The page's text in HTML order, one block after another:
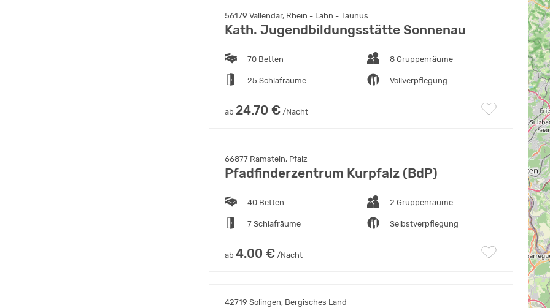
56179 Vallendar, Rhein - Lahn - Taunus
Kath. Jugendbildungsstätte Sonnenau
70 Betten 8 Gruppenräume
25 Schlafräume Vollverpflegung
ab 24.70 € /Nacht
66877 Ramstein, Pfalz
Pfadfinderzentrum Kurpfalz (BdP)
40 Betten 2 Gruppenräume
7 Schlafräume Selbstverpflegung
ab 4.00 € /Nacht
42719 Solingen, Bergisches Land